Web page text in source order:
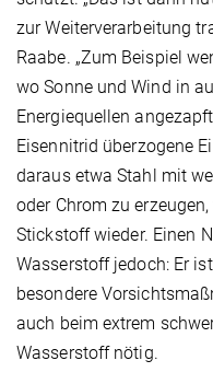
zur Weiterverarbeitung
Raabe. „Zum Beispiel
wo Sonne und Wind in
Energiequellen
Eisennitrid überzogene
daraus etwa Stahl mit
oder Chrom zu
Stickstoff wieder. Einen
Wasserstoff jedoch: Er
besondere
auch beim extrem
Wasserstoff nötig.